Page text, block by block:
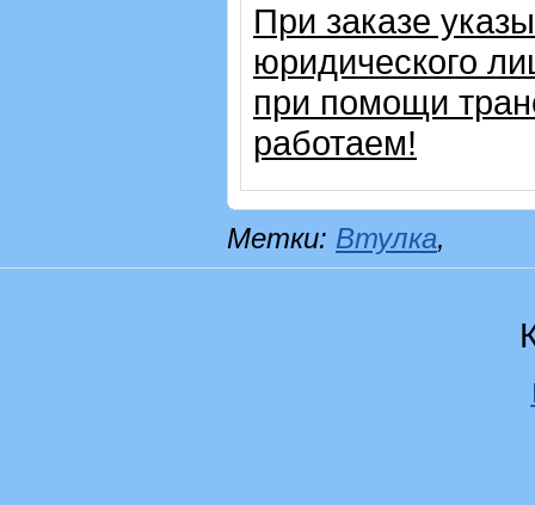
При заказе
юридического
при помощи
работаем!
Метки: Втулка,